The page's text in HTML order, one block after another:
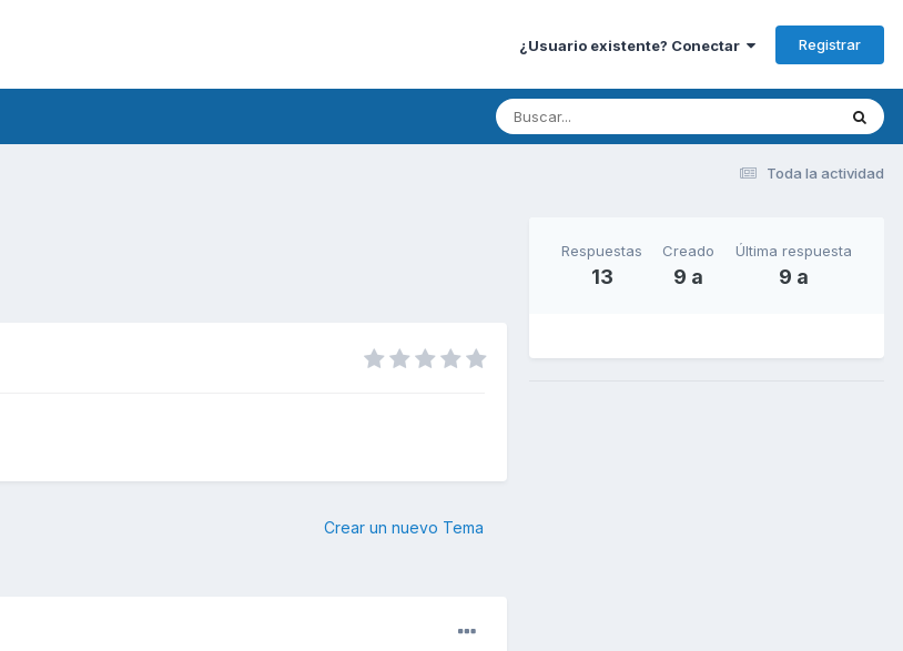
¿Usuario existente? Conectar Registrar
Toda la actividad
Crear un nuevo Tema
Respuestas
13
Creado
9 a
Última respuesta
9 a